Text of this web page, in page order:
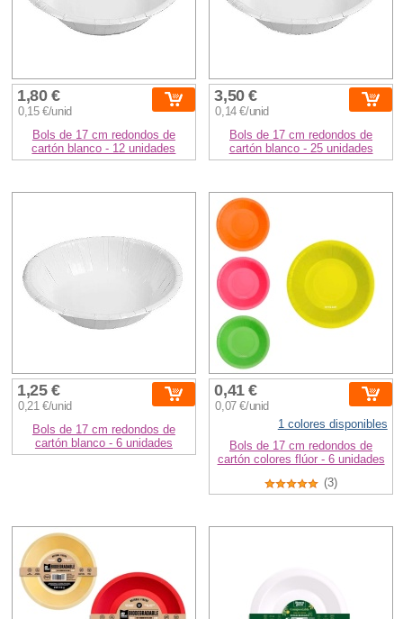
1,80 €
0,15 €/unid
Bols de 17 cm redondos de
cartón blanco - 12 unidades
3,50 €
0,14 €/unid
Bols de 17 cm redondos de
cartón blanco - 25 unidades
1,25 €
0,21 €/unid
Bols de 17 cm redondos de
cartón blanco - 6 unidades
0,41 €
0,07 €/unid
1 colores disponibles
Bols de 17 cm redondos de
cartón colores flúor - 6 unidades
(3)